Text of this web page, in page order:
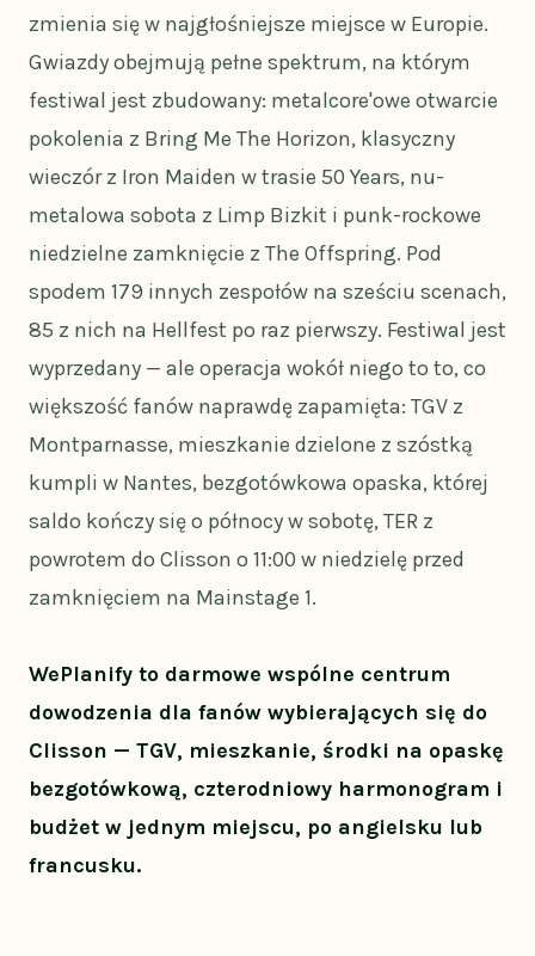
zmienia się w najgłośniejsze miejsce w Europie.
Gwiazdy obejmują pełne spektrum, na którym
festiwal jest zbudowany: metalcore'owe otwarcie
pokolenia z Bring Me The Horizon, klasyczny
wieczór z Iron Maiden w trasie 50 Years, nu-
metalowa sobota z Limp Bizkit i punk-rockowe
niedzielne zamknięcie z The Offspring. Pod
spodem 179 innych zespołów na sześciu scenach,
85 z nich na Hellfest po raz pierwszy. Festiwal jest
wyprzedany — ale operacja wokół niego to to, co
większość fanów naprawdę zapamięta: TGV z
Montparnasse, mieszkanie dzielone z szóstką
kumpli w Nantes, bezgotówkowa opaska, której
saldo kończy się o północy w sobotę, TER z
powrotem do Clisson o 11:00 w niedzielę przed
zamknięciem na Mainstage 1.
WePlanify to darmowe wspólne centrum
dowodzenia dla fanów wybierających się do
Clisson — TGV, mieszkanie, środki na opaskę
bezgotówkową, czterodniowy harmonogram i
budżet w jednym miejscu, po angielsku lub
francusku.